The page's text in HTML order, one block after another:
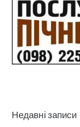
Недавні записи